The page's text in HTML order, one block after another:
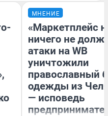
МНЕНИЕ
«Маркетплейс
ничего не
атаки на WB
уничтожили
православный
одежды из
— исповедь